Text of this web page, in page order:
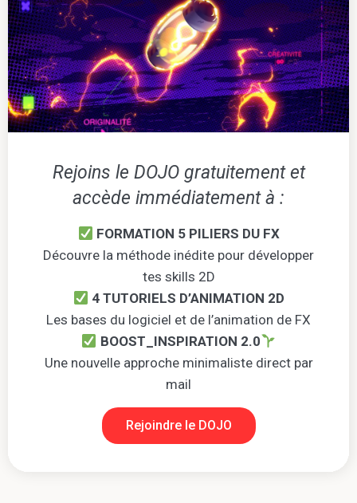
Rejoins le DOJO gratuitement et
accède immédiatement à :
FORMATION 5 PILIERS DU FX
Découvre la méthode inédite pour développer
tes skills 2D
4 TUTORIELS D’ANIMATION 2D
Les bases du logiciel et de l’animation de FX
BOOST_INSPIRATION 2.0
Une nouvelle approche minimaliste direct par
mail
Rejoindre le DOJO